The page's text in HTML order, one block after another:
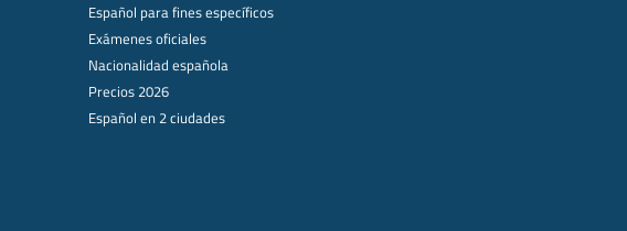
Español para fines específicos
Exámenes oficiales
Nacionalidad española
Precios 2026
Español en 2 ciudades